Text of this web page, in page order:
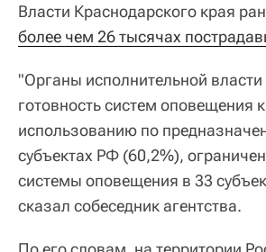
Власти Краснодарского края
более чем 26 тысячах
"Органы исполнительной власти
готовность систем оповещения к
использованию по
субъектах РФ (60,2%),
системы оповещения в 33
сказал собеседник агентства.